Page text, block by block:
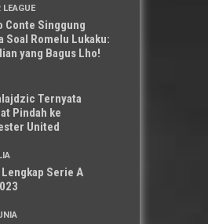
LEAGUE
Conte Singgung
Soal Romelu Lukaku:
yang Bagus Lho!
Ternyata
Pindah ke
United
Serie A